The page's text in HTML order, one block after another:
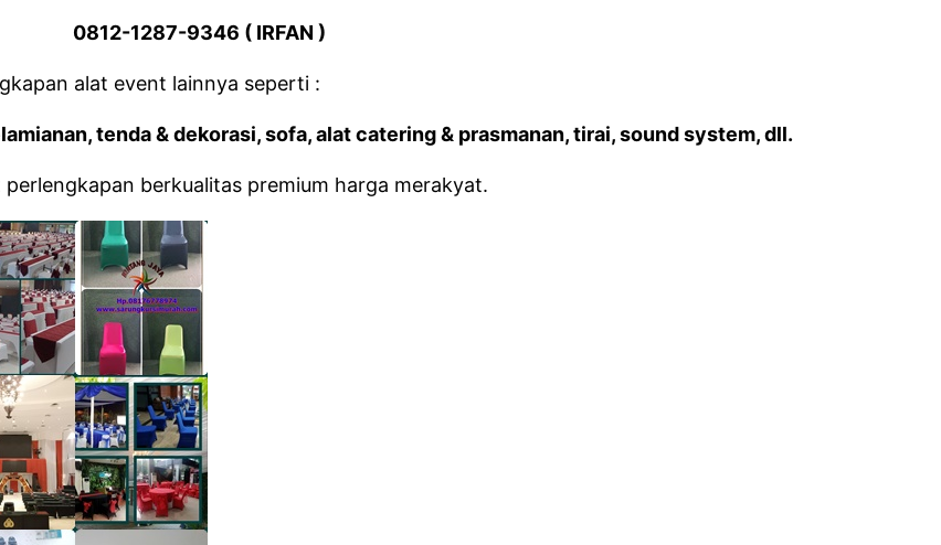
0812-1287-9346 ( IRFAN )
alat event lainnya seperti :
tenda & dekorasi, sofa, alat catering & prasmanan, tirai, sound system, dll.
berkualitas premium harga merakyat.